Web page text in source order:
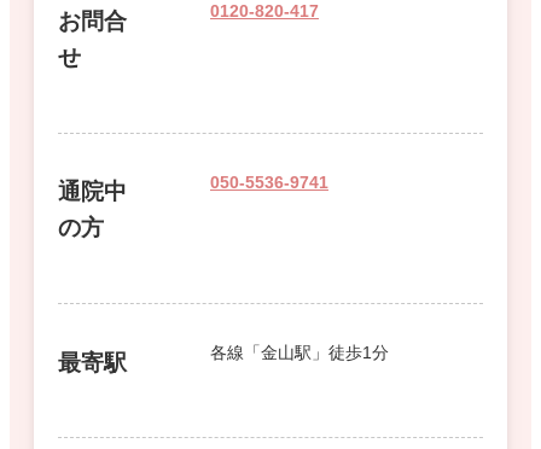
お問合
せ
0120-820-417
通院中
の方
050-5536-9741
最寄駅 各線「金山駅」徒歩1分